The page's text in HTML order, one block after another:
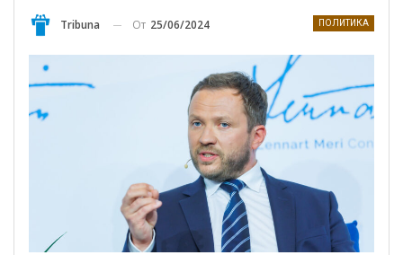
ПОЛИТИКА
Tribuna От 25/06/2024